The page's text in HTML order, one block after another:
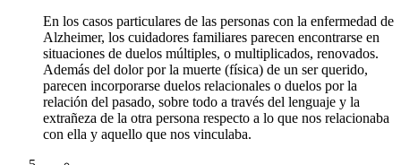
En los casos particulares de las personas con la enfermedad de
Alzheimer, los cuidadores familiares parecen encontrarse en
situaciones de duelos múltiples, o multiplicados, renovados.
Además del dolor por la muerte (física) de un ser querido,
parecen incorporarse duelos relacionales o duelos por la
relación del pasado, sobre todo a través del lenguaje y la
extrañeza de la otra persona respecto a lo que nos relacionaba
con ella y aquello que nos vinculaba.